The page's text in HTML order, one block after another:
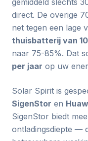
gemiddeld slechts
direct. De overige
net tegen een lage
thuisbatterij van
naar 75-85%. Dat
per jaar op uw
Solar Spirit is
SigenStor en
SigenStor biedt
ontladingsdiepte —